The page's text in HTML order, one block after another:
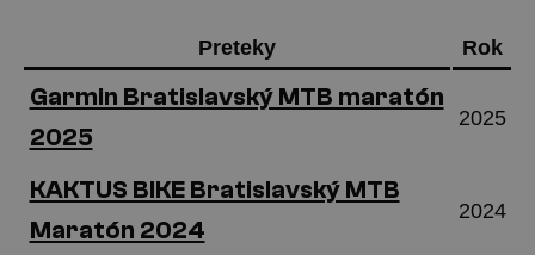
Preteky Rok
Garmin Bratislavský MTB maratón
2025
2025
KAKTUS BIKE Bratislavský MTB
Maratón 2024
2024